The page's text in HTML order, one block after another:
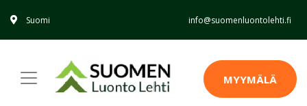
Suomi info@suomenluontolehti.fi
MYYMÄLÄ